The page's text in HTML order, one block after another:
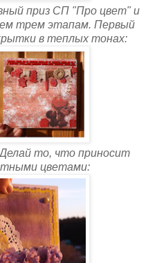
приз СП "Про цвет" и
трем этапам. Первый
в теплых тонах:
то, что приносит
цветами: